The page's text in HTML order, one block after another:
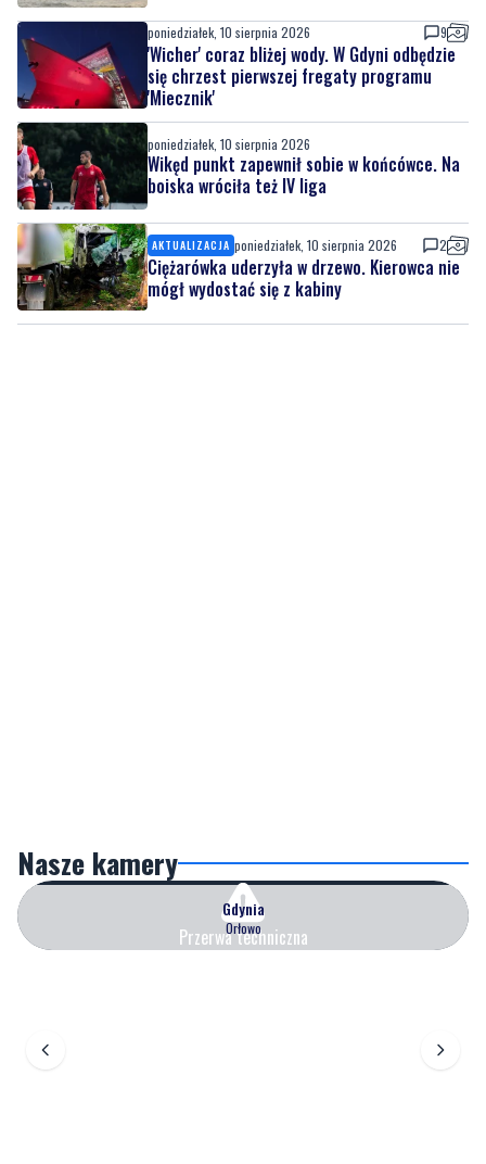
poniedziałek, 10 sierpnia 2026 9
'Wicher' coraz bliżej wody. W Gdyni odbędzie
się chrzest pierwszej fregaty programu
'Miecznik'
poniedziałek, 10 sierpnia 2026
Wikęd punkt zapewnił sobie w końcówce. Na
boiska wróciła też IV liga
AKTUALIZACJA poniedziałek, 10 sierpnia 2026 2
Ciężarówka uderzyła w drzewo. Kierowca nie
mógł wydostać się z kabiny
Nasze kamery
Przerwa techniczna
Gdynia
Orłowo